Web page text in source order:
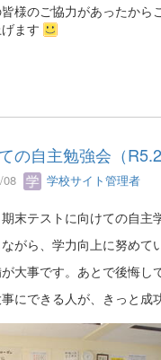
様のご協力があったから
ます
の自主勉強会（
08 学校サイト管理者
末テストに向けての自主
がら、学力向上に努めて
大事です。あとで後悔し
にできる人が、きっと成